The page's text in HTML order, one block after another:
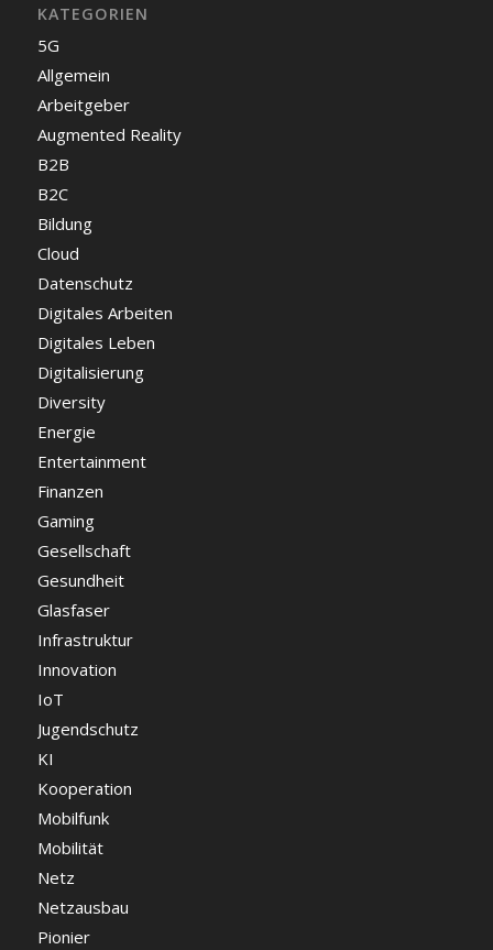
KATEGORIEN
5G
Allgemein
Arbeitgeber
Augmented Reality
B2B
B2C
Bildung
Cloud
Datenschutz
Digitales Arbeiten
Digitales Leben
Digitalisierung
Diversity
Energie
Entertainment
Finanzen
Gaming
Gesellschaft
Gesundheit
Glasfaser
Infrastruktur
Innovation
IoT
Jugendschutz
KI
Kooperation
Mobilfunk
Mobilität
Netz
Netzausbau
Pionier